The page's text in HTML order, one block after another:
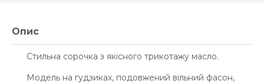
Опис
Стильна сорочка з якісного трикотажу масло.
Модель на гудзиках, подовжений вільний фасон,